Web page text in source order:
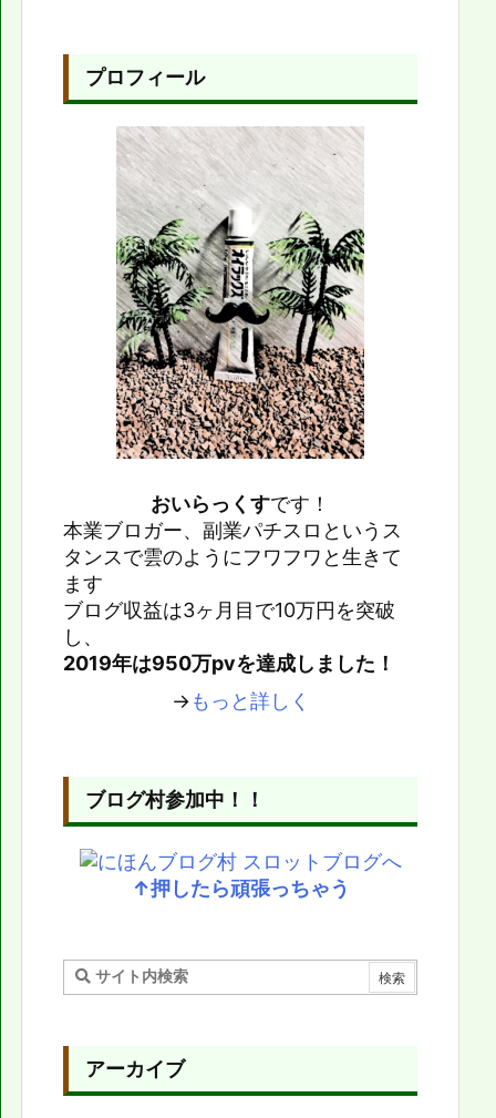
プロフィール
おいらっくすです！
本業ブロガー、副業パチスロというス
タンスで雲のようにフワフワと生きて
ます
ブログ収益は3ヶ月目で10万円を突破
し、
2019年は950万pvを達成しました！
→もっと詳しく
ブログ村参加中！！
↑押したら頑張っちゃう
アーカイブ